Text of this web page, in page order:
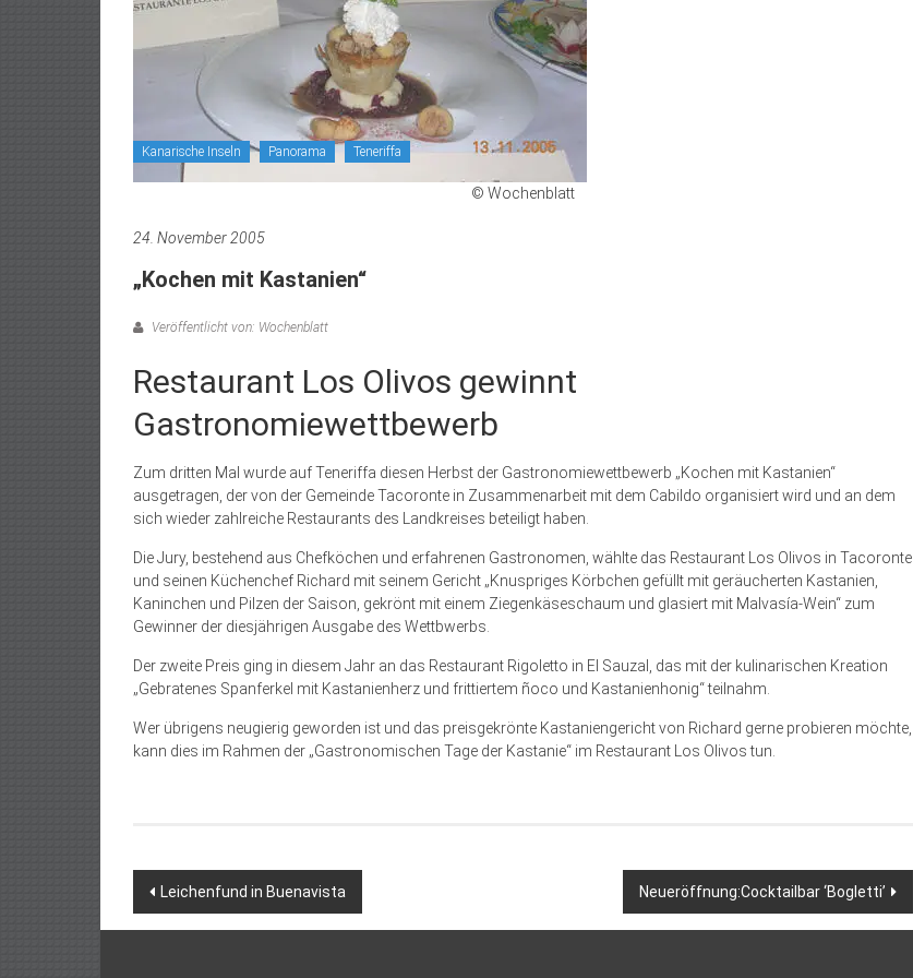
Kanarische Inseln Panorama Teneriffa
© Wochenblatt
24. November 2005
„Kochen mit Kastanien“
Veröffentlicht von: Wochenblatt
Restaurant Los Olivos gewinnt
Gastronomiewettbewerb
Zum dritten Mal wurde auf Teneriffa diesen Herbst der Gastronomiewettbewerb „Kochen mit Kastanien“
ausgetragen, der von der Gemeinde Tacoronte in Zusammenarbeit mit dem Cabildo organisiert wird und an dem
sich wieder zahlreiche Restaurants des Landkreises beteiligt haben.
Die Jury, bestehend aus Chefköchen und erfahrenen Gastronomen, wählte das Restaurant Los Olivos in Tacoronte
und seinen Küchenchef Richard mit seinem Gericht „Knuspriges Körbchen gefüllt mit geräucherten Kastanien,
Kaninchen und Pilzen der Saison, gekrönt mit einem Ziegenkäseschaum und glasiert mit Malvasía-Wein“ zum
Gewinner der diesjährigen Ausgabe des Wettbwerbs.
Der zweite Preis ging in diesem Jahr an das Restaurant Rigoletto in El Sauzal, das mit der kulinarischen Kreation
„Gebratenes Spanferkel mit Kastanienherz und frittiertem ñoco und Kastanienhonig“ teilnahm.
Wer übrigens neugierig geworden ist und das preisgekrönte Kastaniengericht von Richard gerne probieren möchte,
kann dies im Rahmen der „Gastronomischen Tage der Kastanie“ im Restaurant Los Olivos tun.
Beitragsnavigation
Leichenfund in Buenavista Neueröffnung:Cocktailbar ‘Bogletti’